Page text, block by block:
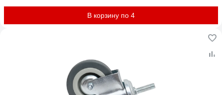
В корзину по 4